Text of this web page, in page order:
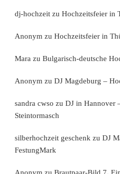
dj-hochzeit zu Hochzeitsfeier in
Anonym zu Hochzeitsfeier in
Mara zu Bulgarisch-deutsche
Anonym zu DJ Magdeburg –
sandra cwso zu DJ in Hannover
Steintormasch
silberhochzeit geschenk zu DJ
FestungMark